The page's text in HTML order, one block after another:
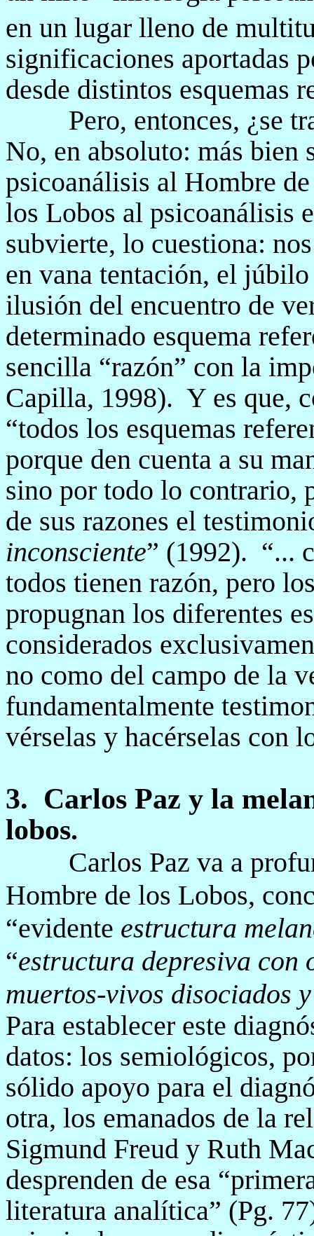
en un lugar lleno de
significaciones aportadas
desde distintos esquemas
Pero, entonces, ¿se
No, en absoluto: más bien
psicoanálisis al Hombre
los Lobos al psicoanálisis
subvierte, lo cuestiona:
en vana tentación, el
ilusión del encuentro de
determinado esquema
sencilla “razón” con la
Capilla, 1998). Y es que,
“todos los esquemas
porque den cuenta a su
sino por todo lo contrario,
de sus razones el
inconsciente” (1992). “...
todos tienen razón, pero
propugnan los diferentes
considerados
no como del campo de la
fundamentalmente
vérselas y hacérselas con
3. Carlos Paz y la
lobos.
Carlos Paz va a
Hombre de los Lobos,
“evidente estructura
“estructura depresiva con
muertos-vivos disociados
Para establecer este
datos: los semiológicos,
sólido apoyo para el
otra, los emanados de la
Sigmund Freud y Ruth
desprenden de esa
literatura analítica” (Pg.